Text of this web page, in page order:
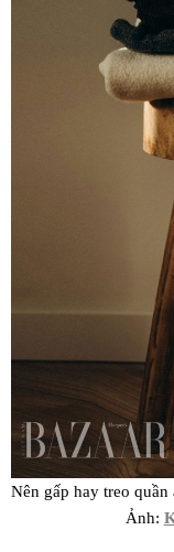
Nên gấp hay treo
Ảnh: